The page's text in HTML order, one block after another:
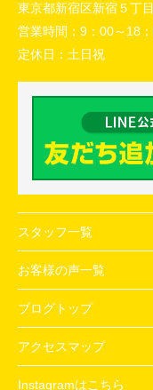
東京都新宿区新宿５丁
営業時間： 9：00～18
定休日： 土日祝
スタッフ一覧
お客様の声一覧
ブログトップ
アクセスマップ
Instagramはこちら